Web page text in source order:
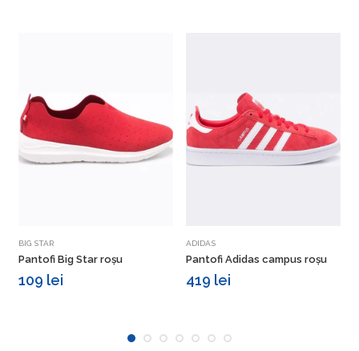
BIG STAR
Pantofi Big Star roșu
109 lei
ADIDAS
Pantofi Adidas campus roșu
419 lei